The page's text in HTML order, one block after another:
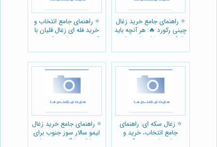
⭐️ راهنمای جامع خرید زغال
چینی رکورد 🔥: هر آنچه باید
از کیفیت تا انتخاب بدانید
⭐️ راهنمای جامع انتخاب و
خرید فله ای زغال قلیان با
کیفیت: معرفی سالار سوز
⭐️ زغال سکه ای: راهنمای
جامع انتخاب، خرید و
استفاده بهینه 🪵
⭐️ راهنمای جامع خرید زغال
لیمو سالار سوز جنوب برای
مصارف خانگی و رستورانی